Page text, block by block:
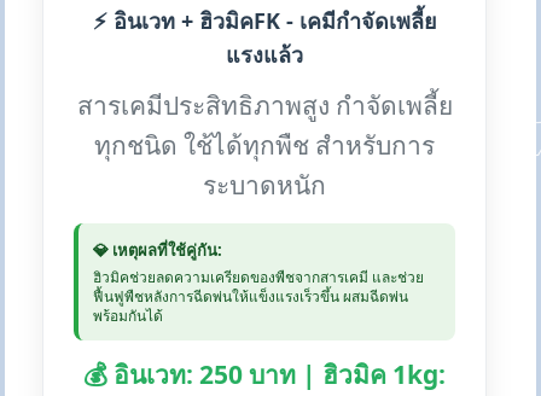
⚡ อินเวท + ฮิวมิคFK - เคมีกำจัดเพลี้ย
แรงแล้ว
สารเคมีประสิทธิภาพสูง กำจัดเพลี้ย
ทุกชนิด ใช้ได้ทุกพืช สำหรับการ
ระบาดหนัก
💎 เหตุผลที่ใช้คู่กัน:
ฮิวมิคช่วยลดความเครียดของพืชจากสารเคมี และช่วย
ฟื้นฟูพืชหลังการฉีดพ่นให้แข็งแรงเร็วขึ้น ผสมฉีดพ่น
พร้อมกันได้
💰 อินเวท: 250 บาท | ฮิวมิค 1kg: